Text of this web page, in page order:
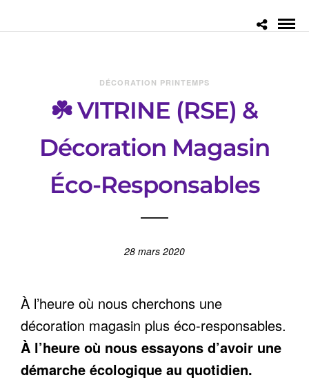
DÉCORATION PRINTEMPS
☘️ VITRINE (RSE) &
Décoration Magasin
Éco-Responsables
28 mars 2020
À l’heure où nous cherchons une
décoration magasin plus éco-responsables.
À l’heure où nous essayons d’avoir une
démarche écologique au quotidien.